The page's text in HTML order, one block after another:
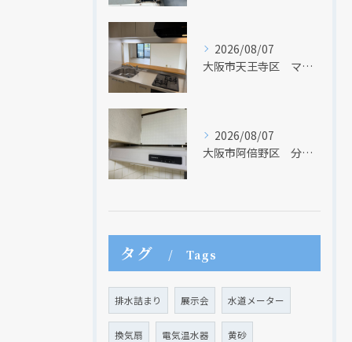
2026/08/07
大阪市天王寺区 マンションのキッチン取替及び内装リフォーム工事 クリナップ
2026/08/07
大阪市阿倍野区 分譲マンションのレンジフード取替リフォーム工事 タカラスタンダード
タグ Tags
排水詰まり 展示会 水道メーター
換気扇 電気温水器 黄砂